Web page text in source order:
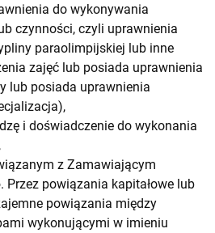
do wykonywania
czynności, czyli uprawnienia
paraolimpijskiej lub inne
zajęć lub posiada uprawnienia
lub posiada uprawnienia
i doświadczenie do wykonania
z Zamawiającym
Przez powiązania kapitałowe lub
powiązania między
wykonującymi w imieniu